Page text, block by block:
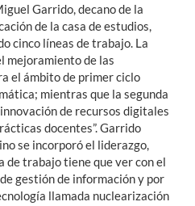
Garrido, decano de la
de la casa de estudios,
cinco líneas de trabajo. La
mejoramiento de las
el ámbito de primer ciclo
mientras que la segunda
de recursos digitales
docentes”. Garrido
se incorporó el liderazgo,
de trabajo tiene que ver con el
gestión de información y por
llamada nuclearización